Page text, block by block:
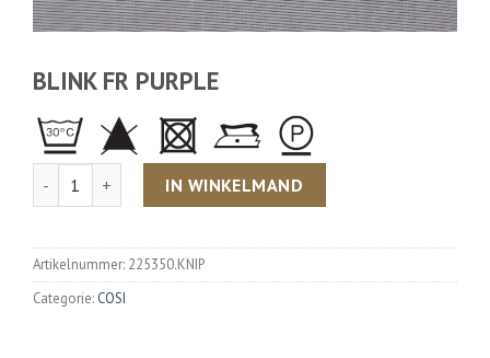
BLINK FR PURPLE
Aantal IN WINKELMAND
Artikelnummer: 225350.KNIP
Categorie: COSI